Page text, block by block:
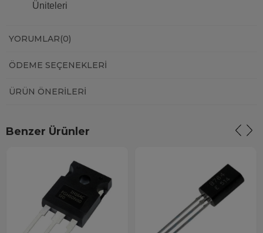
Üniteleri
YORUMLAR(0)
ÖDEME SEÇENEKLERI
ÜRÜN ÖNERILERI
Benzer Ürünler